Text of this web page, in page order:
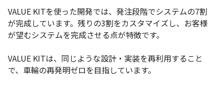
VALUE KITを使った開発では、発注段階でシステムの7割
が完成しています。残りの3割をカスタマイズし、お客様
が望むシステムを完成させる点が特徴です。
VALUE KITは、同じような設計・実装を再利用すること
で、車輪の再発明ゼロを目指しています。